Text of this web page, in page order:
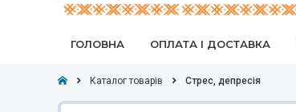
ГОЛОВНА ОПЛАТА І ДОСТАВКА
Каталог товарів Стрес, депресія